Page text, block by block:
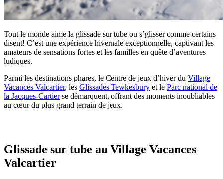
Tout le monde aime la glissade sur tube ou s’glisser comme certains
disent! C’est une expérience hivernale exceptionnelle, captivant les
amateurs de sensations fortes et les familles en quête d’aventures
ludiques.
Parmi les destinations phares, le Centre de jeux d’hiver du Village
Vacances Valcartier, les Glissades Tewkesbury et le Parc national de
la Jacques-Cartierse démarquent, offrant des moments inoubliables
au cœur du plus grand terrain de jeux.
Glissade sur tube au Village Vacances
Valcartier